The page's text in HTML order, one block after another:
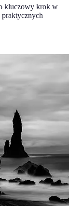
kluczowy krok w
praktycznych